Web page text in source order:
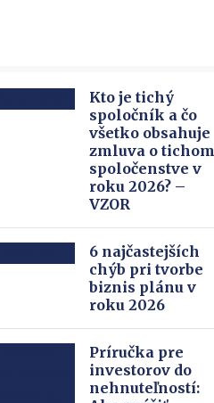
Kto je tichý
spoločník a čo
všetko obsahuje
zmluva o tichom
spoločenstve v
roku 2026? –
VZOR
6 najčastejších
chýb pri tvorbe
biznis plánu v
roku 2026
Príručka pre
investorov do
nehnuteľností: